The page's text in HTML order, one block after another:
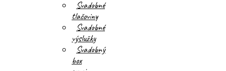
Svadobné
tlačoviny
Svadobné
výslužky
Svadobný
box